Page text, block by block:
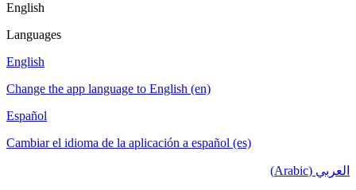
English
Languages
English
Change the app language to English (en)
Español
Cambiar el idioma de la aplicación a español (es)
العربي (Arabic)